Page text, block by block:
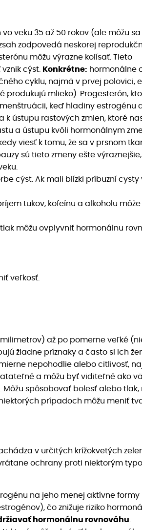
veku 35 až 50 rokov (ale môžu
zodpovedá neskorej
môžu výrazne kolísať. Tieto
cýst. Konkrétne: hormonálne
cyklu, najmä v prvej polovici,
mlieko). Progesterón,
keď hladiny estrogénu
k ústupu rastových zmien, ktoré
a ústupu kvôli hormonálnym
viesť k tomu, že sa v prsnom
sú tieto zmeny ešte
cýst. Ak mali blízki príbuzní cysty
tukov, kofeínu a alkoholu
môžu ovplyvniť hormonálnu
veľkosť.
až po pomerne veľké
žiadne príznaky a často si ich
nepohodlie alebo citlivosť,
a môžu byť viditeľné ako
spôsobovať bolesť alebo
prípadoch môžu meniť
v určitých krížokvetých
ochrany proti niektorým
na jeho menej aktívne formy
čo znižuje riziko
hormonálnu rovnováhu.